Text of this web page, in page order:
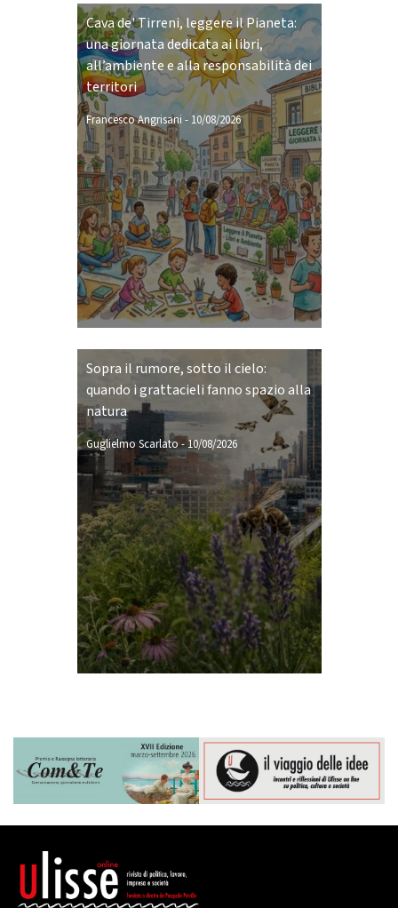
Cava de' Tirreni, leggere il Pianeta:
una giornata dedicata ai libri,
all’ambiente e alla responsabilità dei
territori
Francesco Angrisani - 10/08/2026
Sopra il rumore, sotto il cielo:
quando i grattacieli fanno spazio alla
natura
Guglielmo Scarlato-10/08/2026